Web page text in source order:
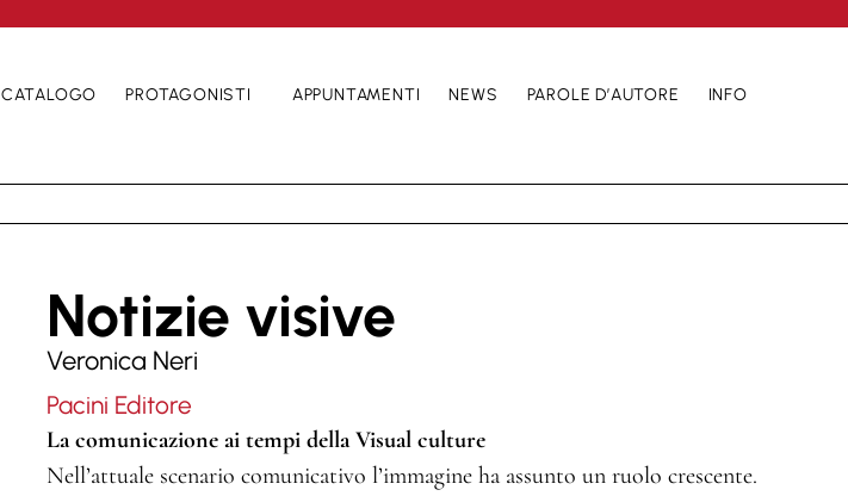
CATALOGO PROTAGONISTI APPUNTAMENTI NEWS PAROLE D’AUTORE INFO
Notizie visive
Veronica Neri
Pacini Editore
La comunicazione ai tempi della Visual culture
Nell’attuale scenario comunicativo l’immagine ha assunto un ruolo crescente.